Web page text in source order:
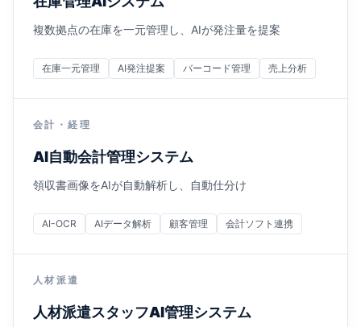
複数拠点の在庫を一元管理し、AIが発注量を提案
在庫一元管理 AI発注提案 バーコード管理 売上分析
会計・経理
AI自動会計管理システム
領収書画像をAIが自動解析し、自動仕分け
AI-OCR AIデータ解析 顧客管理 会計ソフト連携
人材派遣
人材派遣スタッフAI管理システム